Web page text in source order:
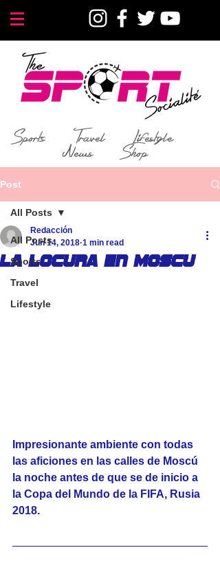
Sports Travel
Lifestyle
News
Shop
Post
All Posts
Sports
Travel
Lifestyle
All Posts
La locura en Moscu
Redacción
Jun 14, 2018 1 min read
Impresionante ambiente con todas
las aficiones en las calles de Moscú
la noche antes de que se de inicio a
la Copa del Mundo de la FIFA, Rusia
2018.